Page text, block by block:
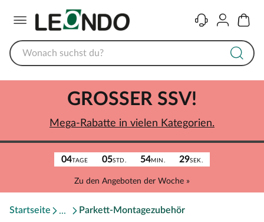
KontaktKonto
04TAGE 05STD. 54MIN. 29SEK.
Zu den Angeboten der Woche »
GROSSER SSV!
Mega-Rabatte in vielen Kategorien.
Startseite Parkett-Montagezubehör